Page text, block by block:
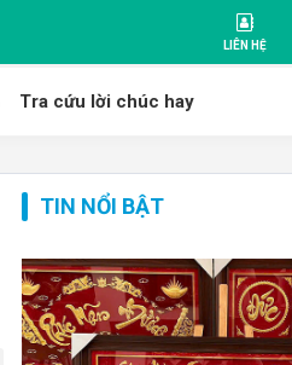
LIÊN HỆ
Tra cứu lời chúc hay
TIN NỔI BẬT